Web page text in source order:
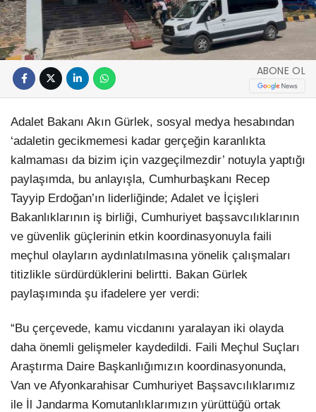
ABONE OL
Adalet Bakanı Akın Gürlek, sosyal medya hesabından
‘adaletin gecikmemesi kadar gerçeğin karanlıkta
kalmaması da bizim için vazgeçilmezdir’ notuyla yaptığı
paylaşımda, bu anlayışla, Cumhurbaşkanı Recep
Tayyip Erdoğan’ın liderliğinde; Adalet ve İçişleri
Bakanlıklarının iş birliği, Cumhuriyet başsavcılıklarının
ve güvenlik güçlerinin etkin koordinasyonuyla faili
meçhul olayların aydınlatılmasına yönelik çalışmaları
titizlikle sürdürdüklerini belirtti. Bakan Gürlek
paylaşımında şu ifadelere yer verdi:
“Bu çerçevede, kamu vicdanını yaralayan iki olayda
daha önemli gelişmeler kaydedildi. Faili Meçhul Suçları
Araştırma Daire Başkanlığımızın koordinasyonunda,
Van ve Afyonkarahisar Cumhuriyet Başsavcılıklarımız
ile İl Jandarma Komutanlıklarımızın yürüttüğü ortak